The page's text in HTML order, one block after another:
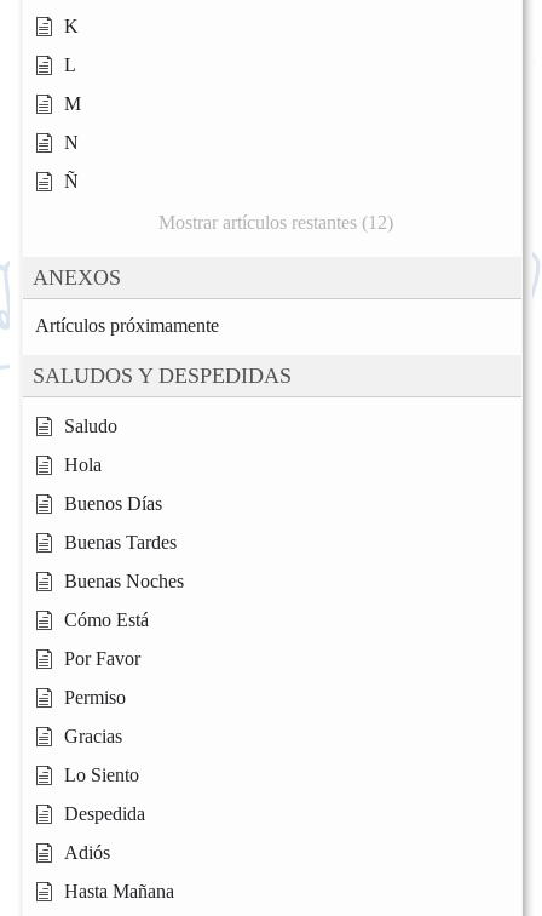
K
L
M
N
Ñ
Mostrar artículos restantes (12)
ANEXOS
Artículos próximamente
SALUDOS Y DESPEDIDAS
Saludo
Hola
Buenos Días
Buenas Tardes
Buenas Noches
Cómo Está
Por Favor
Permiso
Gracias
Lo Siento
Despedida
Adiós
Hasta Mañana